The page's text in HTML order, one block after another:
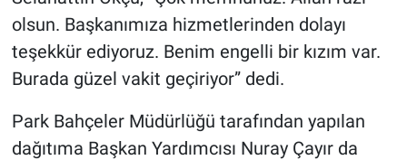
olsun. Başkanımıza hizmetlerinden dolayı
teşekkür ediyoruz. Benim engelli bir kızım var.
Burada güzel vakit geçiriyor” dedi.
Park Bahçeler Müdürlüğü tarafından yapılan
dağıtıma Başkan Yardımcısı Nuray Çayır da